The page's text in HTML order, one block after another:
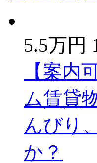
5.5万円
【案内
ム賃貸
んびり
か？